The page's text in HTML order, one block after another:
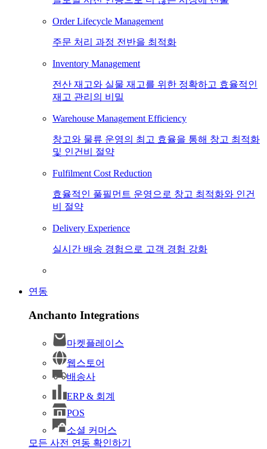
Order Lifecycle Management
주문 처리 과정 전반을 최적화
Inventory Management
전산 재고와 실물 재고를 위한 정확하고 효율적인
재고 관리의 비밀
Warehouse Management Efficiency
창고와 물류 운영의 최고 효율을 통해 창고 최적화
및 인건비 절약
Fulfilment Cost Reduction
효율적인 풀필먼트 운영으로 창고 최적화와 인건
비 절약
Delivery Experience
실시간 배송 경험으로 고객 경험 강화
연동
Anchanto Integrations
마켓플레이스
웹스토어
배송사
ERP & 회계
POS
소셜 커머스
모든 사전 연동 확인하기